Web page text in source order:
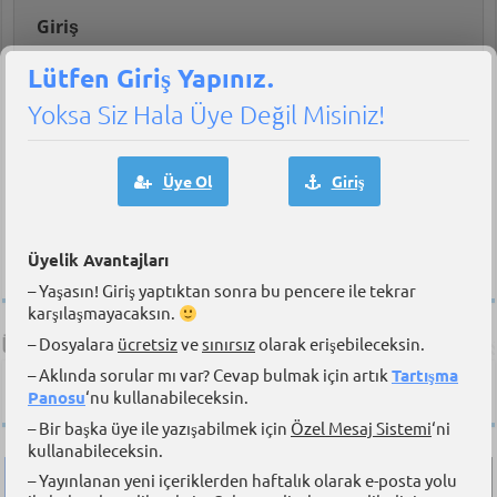
Giriş
Beni hatırla
Üye & Takipçilerimiz
Sitemize üye olan36,453denizci ile birlikteyiz. Ayrıca sosyal
medya kanallarında da sizlerleyiz.
Lütfen Giriş Yapınız.
Yoksa Siz Hala Üye Değil Misiniz!
Üye Ol Giriş
Üyelik Avantajları
– Yaşasın! Giriş yaptıktan sonra bu pencere ile tekrar
karşılaşmayacaksın.
– Dosyalara ücretsizvesınırsızolarak erişebileceksin.
– Aklında sorular mı var? Cevap bulmak için artık Tartışma
Panosu‘nu kullanabileceksin.
– Bir başka üye ile yazışabilmek için Özel Mesaj Sistemi‘ni
kullanabileceksin.
– Yayınlanan yeni içeriklerden haftalık olarak e-posta yolu